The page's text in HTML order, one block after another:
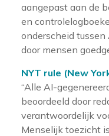
aangepast aan de
en
onderscheid tussen
door mensen
NYT rule (New
“Alle AI-
beoordeeld door
verantwoordelijk
Menselijk toezicht